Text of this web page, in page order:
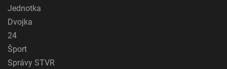
Jednotka
Dvojka
24
Šport
Správy STVR